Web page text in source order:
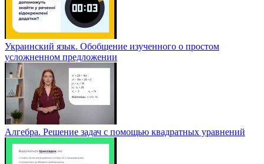
Украинский язык. Обобщение изученного о простом
усложненном предложении
Алгебра. Решение задач с помощью квадратных уравнений